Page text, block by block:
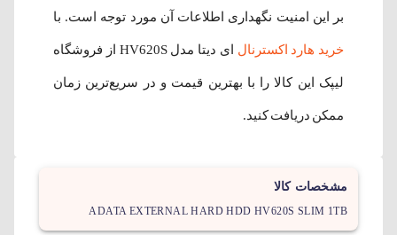
بر این امنیت نگهداری اطلاعات آن مورد توجه است. با
خرید هارد اکسترنال ای دیتا مدل HV620S از فروشگاه
لیپک این کالا را با بهترین قیمت و در سریع‌ترین زمان
ممکن دریافت کنید.
مشخصات کالا
ADATA EXTERNAL HARD HDD HV620S SLIM 1TB